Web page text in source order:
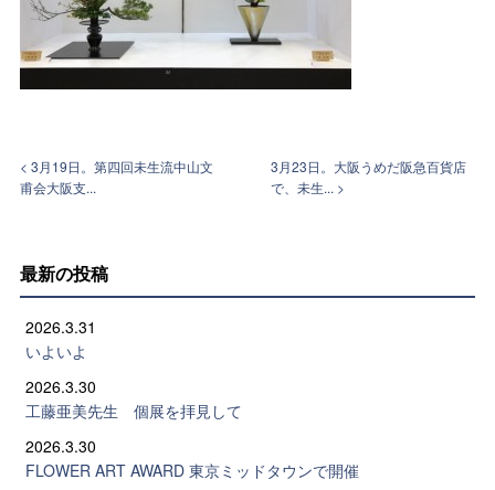
< 3月19日。第四回未生流中山文
甫会大阪支...
3月23日。大阪うめだ阪急百貨店
で、未生... >
最新の投稿
2026.3.31
いよいよ
2026.3.30
工藤亜美先生 個展を拝見して
2026.3.30
FLOWER ART AWARD 東京ミッドタウンで開催